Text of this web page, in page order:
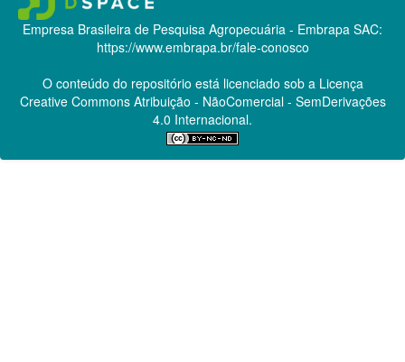
Empresa Brasileira de Pesquisa Agropecuária - Embrapa SAC:
https://www.embrapa.br/fale-conosco
O conteúdo do repositório está licenciado sob a Licença
Creative CommonsAtribuição - NãoComercial - SemDerivações
4.0 Internacional.